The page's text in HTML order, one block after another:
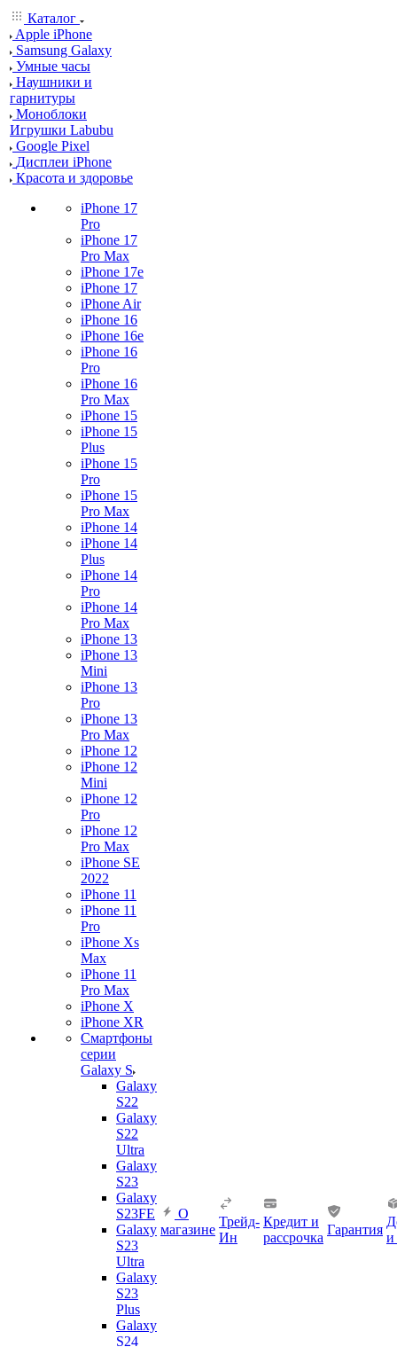
Каталог
Apple iPhone
Samsung Galaxy
Умные часы
Наушники и
гарнитуры
Моноблоки
Игрушки Labubu
Google Pixel
Дисплеи iPhone
Красота и здоровье
iPhone 17
Pro
iPhone 17
Pro Max
iPhone 17e
iPhone 17
iPhone Air
iPhone 16
iPhone 16e
iPhone 16
Pro
iPhone 16
Pro Max
iPhone 15
iPhone 15
Plus
iPhone 15
Pro
iPhone 15
Pro Max
iPhone 14
iPhone 14
Plus
iPhone 14
Pro
iPhone 14
Pro Max
iPhone 13
iPhone 13
Mini
iPhone 13
Pro
iPhone 13
Pro Max
iPhone 12
iPhone 12
Mini
iPhone 12
Pro
iPhone 12
Pro Max
iPhone SE
2022
iPhone 11
iPhone 11
Pro
iPhone Xs
Max
iPhone 11
Pro Max
iPhone X
iPhone XR
Смартфоны
серии
Galaxy S
Galaxy
S22
Galaxy
S22
Ultra
Galaxy
S23
Galaxy
S23FE
Galaxy
S23
Ultra
Galaxy
S23
Plus
Galaxy
S24
О
магазине
Трейд-
Ин
Кредит и
рассрочка
Гарантия
и